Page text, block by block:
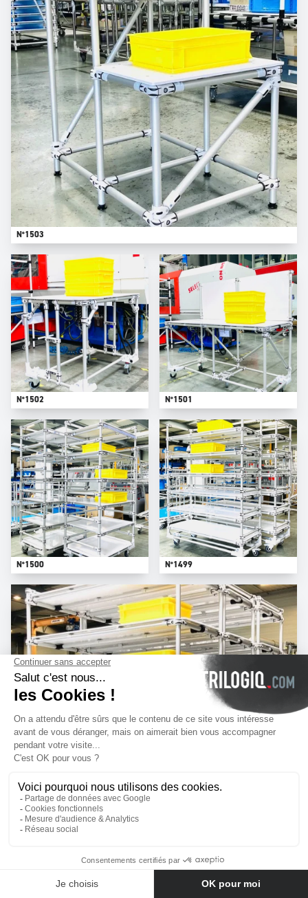
N°1503
N°1502 N°1501
N°1500 N°1499
Entre em contato conosco